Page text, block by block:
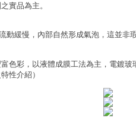
實品為主。
動緩慢，內部自然形成氣泡，這並非
色彩，以液體成膜工法為主，電鍍
性介紹）